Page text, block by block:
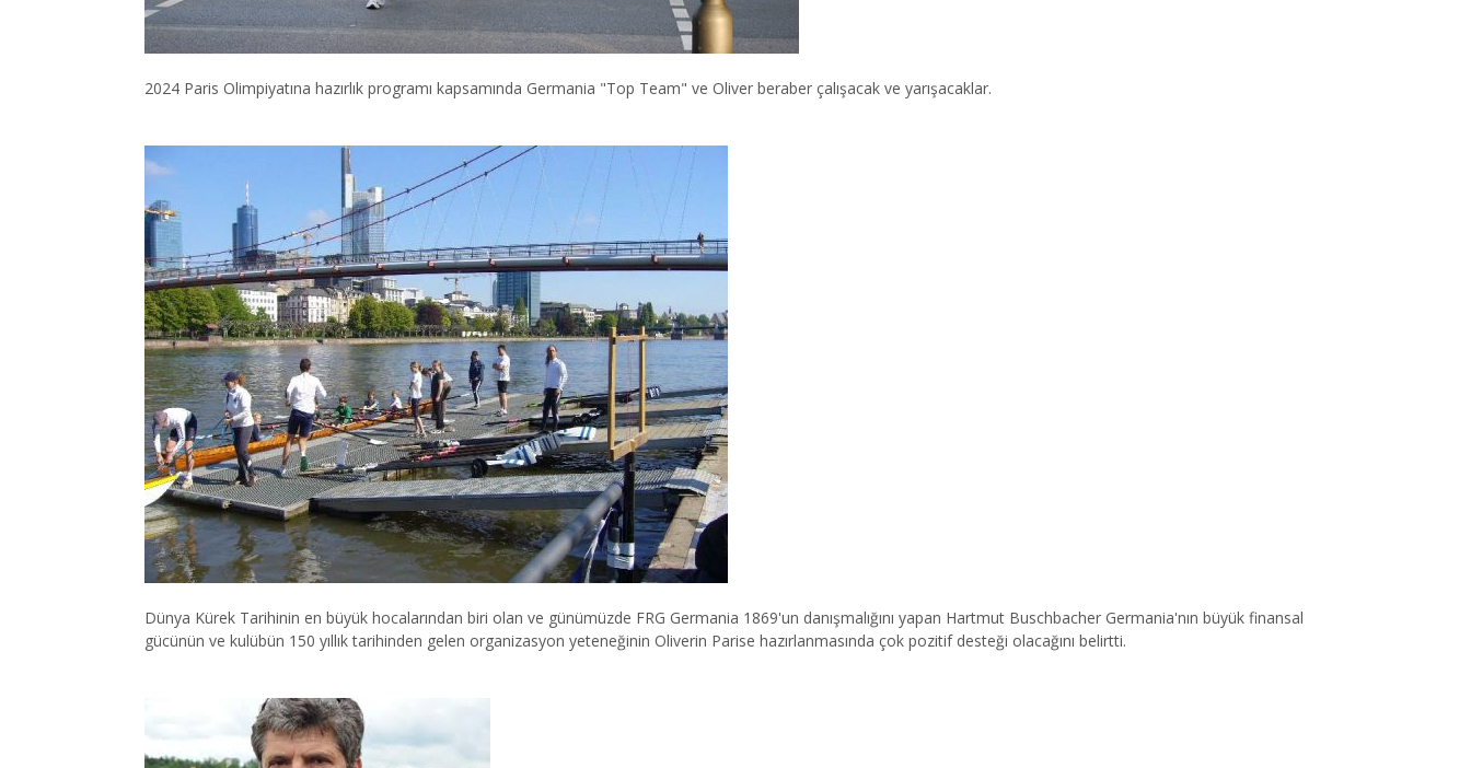
2024 Paris Olimpiyatına hazırlık programı kapsamında Germania "Top Team" ve Oliver beraber çalışacak ve yarışacaklar.
Dünya Kürek Tarihinin en büyük hocalarından biri olan ve günümüzde FRG Germania 1869'un danışmalığını yapan Hartmut Buschbacher Germania'nın büyük finansal
gücünün ve kulübün 150 yıllık tarihinden gelen organizasyon yeteneğinin Oliverin Parise hazırlanmasında çok pozitif desteği olacağını belirtti.